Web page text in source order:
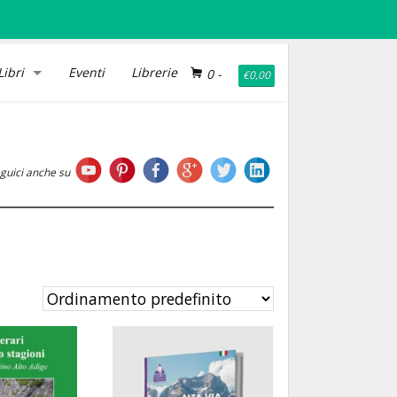
0- €0,00
Eventi Librerie
anche su